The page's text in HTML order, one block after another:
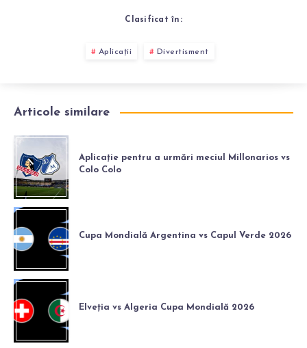
Clasificat în:
Aplicații Divertisment
Articole similare
Aplicație pentru a urmări meciul Millonarios vs
Colo Colo
Cupa Mondială Argentina vs Capul Verde 2026
Elveția vs Algeria Cupa Mondială 2026